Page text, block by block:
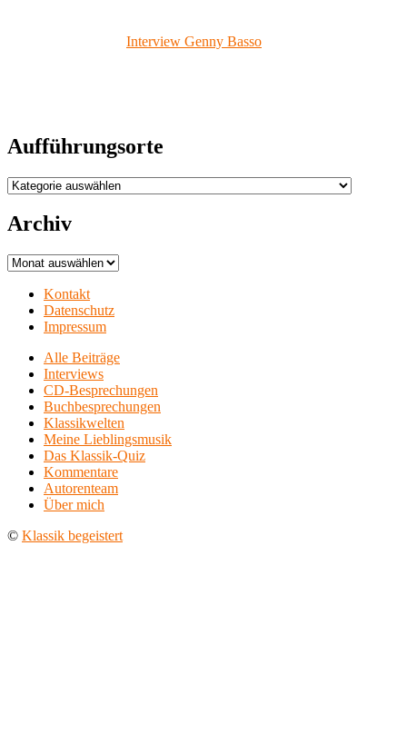
Interview Genny Basso
Aufführungsorte
Aufführungsorte
Archiv
Archiv
Kontakt
Datenschutz
Impressum
Alle Beiträge
Interviews
CD-Besprechungen
Buchbesprechungen
Klassikwelten
Meine Lieblingsmusik
Das Klassik-Quiz
Kommentare
Autorenteam
Über mich
© Klassik begeistert